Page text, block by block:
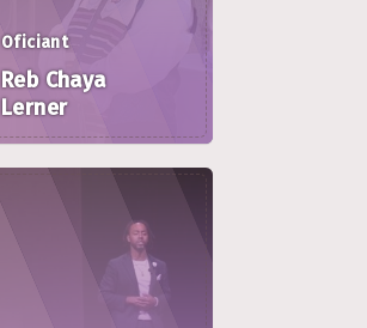
Oficiant
Reb Chaya
Lerner